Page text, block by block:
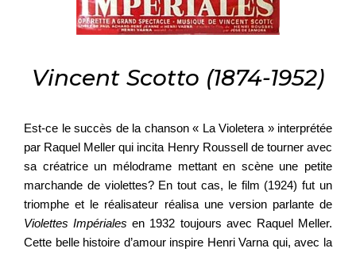
Vincent Scotto (1874-1952)
Est-ce le succès de la chanson « La Violetera » interprétée
par Raquel Meller qui incita Henry Roussell de tourner avec
sa créatrice un mélodrame mettant en scène une petite
marchande de violettes? En tout cas, le film (1924) fut un
triomphe et le réalisateur réalisa une version parlante de
Violettes Impériales en 1932 toujours avec Raquel Meller.
Cette belle histoire d’amour inspire Henri Varna qui, avec la